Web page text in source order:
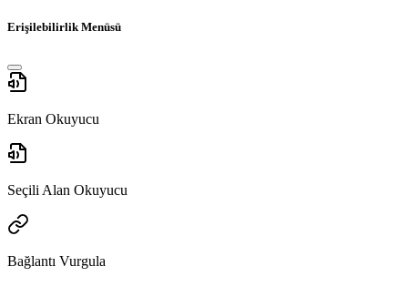
Erişilebilirlik Menüsü
Ekran Okuyucu
Seçili Alan Okuyucu
Bağlantı Vurgula